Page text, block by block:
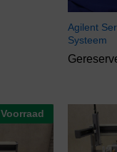
Agilent
Systeem
Voorraad